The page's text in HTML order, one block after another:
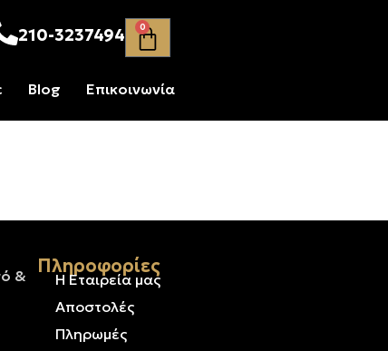
210-3237494 0
Blog Επικοινωνία
&
Πληροφορίες
Η Εταιρεία μας
Αποστολές
Πληρωμές